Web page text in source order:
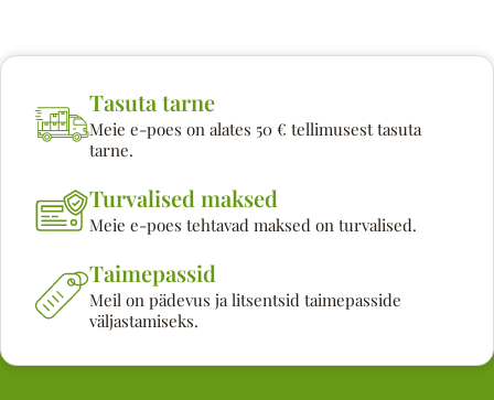
Tasuta tarne
Meie e-poes on alates 50 € tellimusest tasuta
tarne.
Turvalised maksed
Meie e-poes tehtavad maksed on turvalised.
Taimepassid
Meil on pädevus ja litsentsid taimepasside
väljastamiseks.